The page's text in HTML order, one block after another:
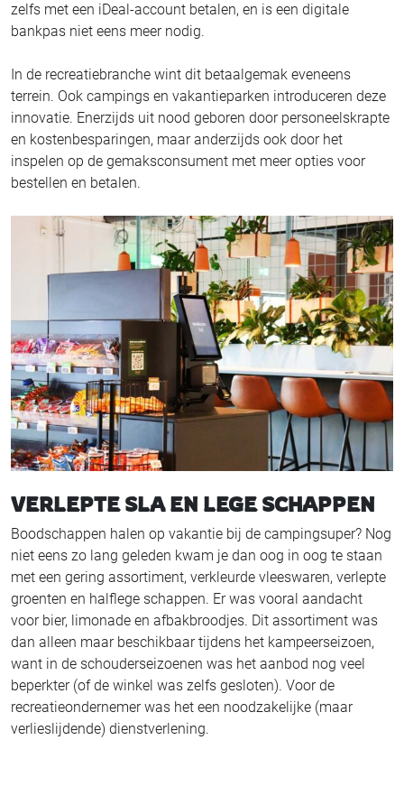
zelfs met een iDeal-account betalen, en is een digitale
bankpas niet eens meer nodig.
In de recreatiebranche wint dit betaalgemak eveneens
terrein. Ook campings en vakantieparken introduceren deze
innovatie. Enerzijds uit nood geboren door personeelskrapte
en kostenbesparingen, maar anderzijds ook door het
inspelen op de gemaksconsument met meer opties voor
bestellen en betalen.
VERLEPTE SLA EN LEGE SCHAPPEN
Boodschappen halen op vakantie bij de campingsuper? Nog
niet eens zo lang geleden kwam je dan oog in oog te staan
met een gering assortiment, verkleurde vleeswaren, verlepte
groenten en halflege schappen. Er was vooral aandacht
voor bier, limonade en afbakbroodjes. Dit assortiment was
dan alleen maar beschikbaar tijdens het kampeerseizoen,
want in de schouderseizoenen was het aanbod nog veel
beperkter (of de winkel was zelfs gesloten). Voor de
recreatieondernemer was het een noodzakelijke (maar
verlieslijdende) dienstverlening.